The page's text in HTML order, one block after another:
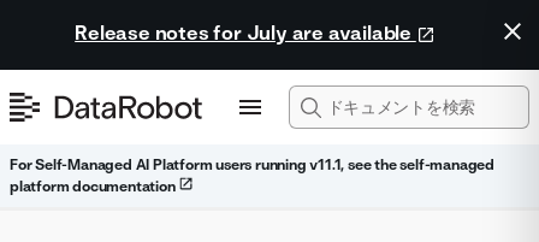
Release notes for July are available
For Self-Managed AI Platform users running v11.1, see the self-managed
platform documentation